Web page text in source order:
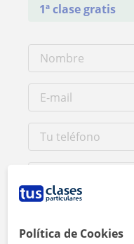
1ª clase gratis
Política de Cookies